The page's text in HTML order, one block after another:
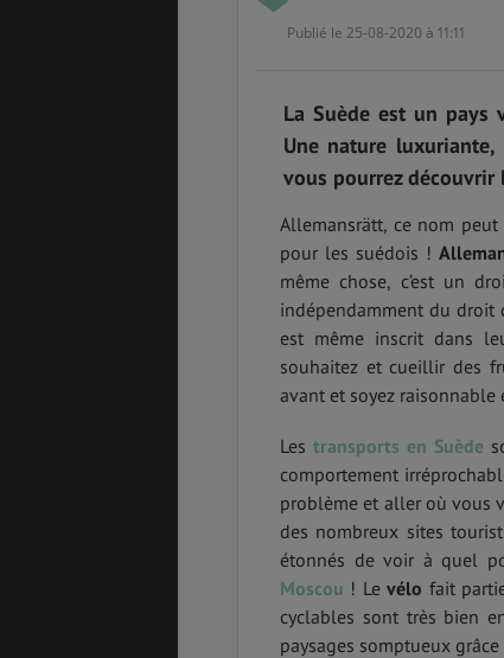
Publié le 25-08-2020 à 11:11
La Suède est un pays
Une nature
vous pourrez découvrir
Allemansrätt, ce nom
pour les suédois !
même chose, c’est un
indépendamment du droit
est même inscrit dans
souhaitez et cueillir des
avant et soyez raisonnable
Les transports en Suède
comportement
problème et aller où vous
des nombreux sites
étonnés de voir à quel
Moscou ! Levélo fait
cyclables sont très bien
paysages somptueux